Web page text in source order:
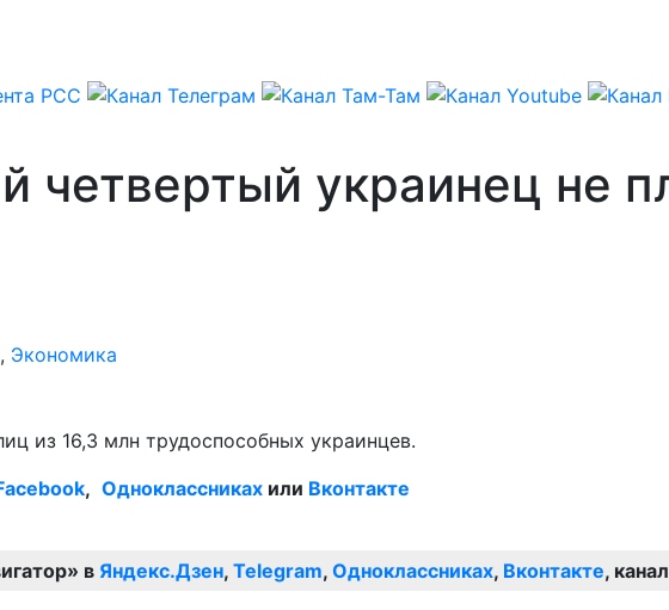
четвертый украинец не
, Экономика
из 16,3 млн трудоспособных украинцев.
, Одноклассниках или Вконтакте
в Яндекс.Дзен, Telegram, Одноклассниках, Вконтакте,